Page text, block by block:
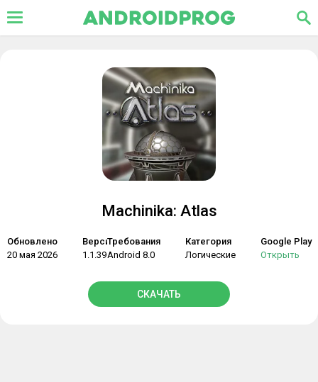
Machinika: Atlas
Обновлено
20 мая 2026
Версия
1.1.39
Требования
Android 8.0
Категория
Логические
Google Play
Открыть
СКАЧАТЬ